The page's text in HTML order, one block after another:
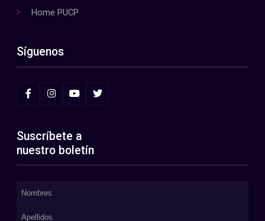
Home PUCP
Síguenos
Suscríbete a
nuestro boletín